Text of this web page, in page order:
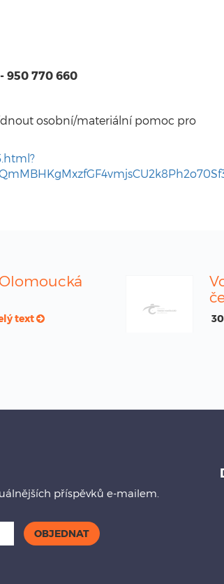
950 770 660
osobní/materiální pomoc pro
text
příspěvků e-mailem.